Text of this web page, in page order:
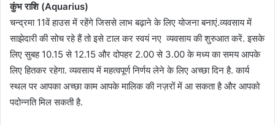
कुंभ राशि (Aquarius)
चन्द्रमा 11वें हाउस में रहेंगे जिससे लाभ बढ़ाने के लिए योजना बनाएं.व्यवसाय में
साझेदारी की सोच रहे हैं तो इसे टाल कर स्वयं नए व्यवसाय की शुरुआत करें. इसके
लिए सुबह 10.15 से 12.15 और दोपहर 2.00 से 3.00 के मध्य का समय आपके
लिए हितकर रहेगा. व्यवसाय में महत्वपूर्ण निर्णय लेने के लिए अच्छा दिन है. कार्य
स्थल पर आपका अच्छा काम आपके मालिक की नज़रों में आ सकता है और आपको
पदोन्नति मिल सकती है.